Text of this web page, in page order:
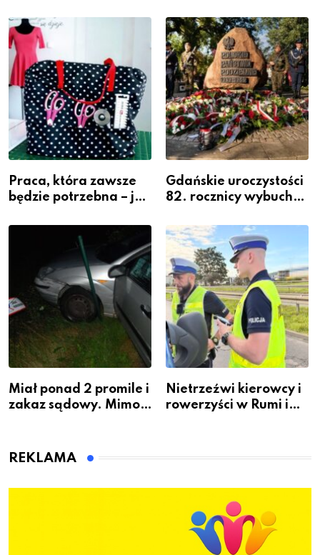
widoczność
szeregach Komendy
Powiatowej
Praca, która zawsze
będzie potrzebna – jak
zawodem przyszłości i
gdzie się go nauczyć?
Gdańskie uroczystości
82. rocznicy wybuchu
Warszawskiego
Miał ponad 2 promile i
zakaz sądowy. Mimo
Bolszewie i uderzył w
Nietrzeźwi kierowcy i
rowerzyści w Rumi i
REKLAMA